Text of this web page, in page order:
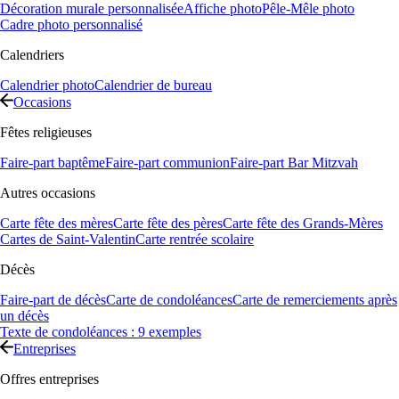
Décoration murale personnaliséeAffiche photoPêle-Mêle photo
Cadre photo personnalisé
Calendriers
Calendrier photoCalendrier de bureau
Occasions
Fêtes religieuses
Faire-part baptêmeFaire-part communionFaire-part Bar Mitzvah
Autres occasions
Carte fête des mèresCarte fête des pèresCarte fête des Grands-Mères
Cartes de Saint-ValentinCarte rentrée scolaire
Décès
Faire-part de décèsCarte de condoléancesCarte de remerciements après
un décès
Texte de condoléances : 9 exemples
Entreprises
Offres entreprises